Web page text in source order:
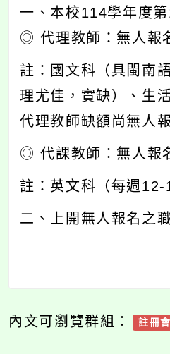
一、本校114學年度
◎ 代理教師：無人報
註：國文科（具閩南
理尤佳，實缺）、生
代理教師缺額尚無人
◎ 代課教師：無人報
註：英文科（每週12-
二、上開無人報名之
內文可瀏覽群組： 註冊